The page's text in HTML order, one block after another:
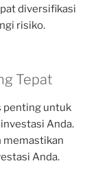
diversifikasi
risiko.
Tepat
penting untuk
Anda.
memastikan
Anda.